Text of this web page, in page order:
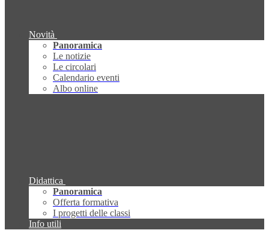
Novità
Panoramica
Le notizie
Le circolari
Calendario eventi
Albo online
Didattica
Panoramica
Offerta formativa
I progetti delle classi
Info utili